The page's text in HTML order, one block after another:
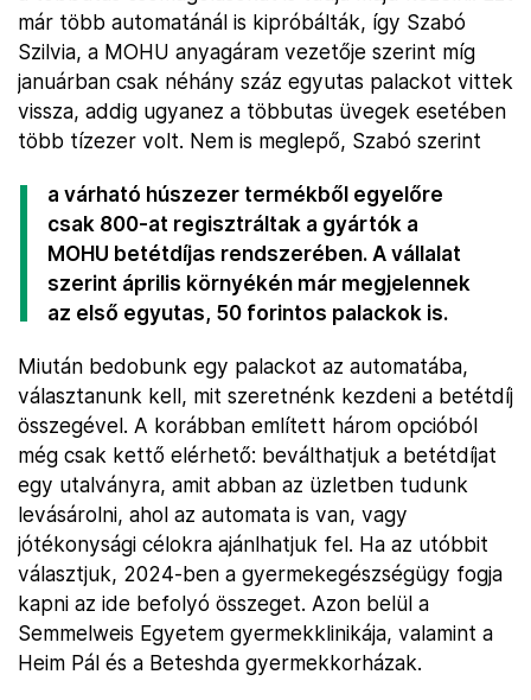
már több automatánál is kipróbálták, így Szabó
Szilvia, a MOHU anyagáram vezetője szerint míg
januárban csak néhány száz egyutas palackot vittek
vissza, addig ugyanez a többutas üvegek esetében
több tízezer volt. Nem is meglepő, Szabó szerint
a várható húszezer termékből egyelőre
csak 800-at regisztráltak a gyártók a
MOHU betétdíjas rendszerében. A vállalat
szerint április környékén már megjelennek
az első egyutas, 50 forintos palackok is.
Miután bedobunk egy palackot az automatába,
választanunk kell, mit szeretnénk kezdeni a betétdíj
összegével. A korábban említett három opcióból
még csak kettő elérhető: beválthatjuk a betétdíjat
egy utalványra, amit abban az üzletben tudunk
levásárolni, ahol az automata is van, vagy
jótékonysági célokra ajánlhatjuk fel. Ha az utóbbit
választjuk, 2024-ben a gyermekegészségügy fogja
kapni az ide befolyó összeget. Azon belül a
Semmelweis Egyetem gyermekklinikája, valamint a
Heim Pál és a Beteshda gyermekkorházak.